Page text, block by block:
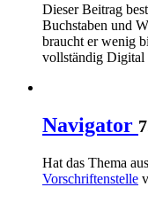
Dieser Beitrag
Buchstaben und
braucht er wenig
vollständig Digital
Navigator
Hat das Thema
Vorschriftenstelle